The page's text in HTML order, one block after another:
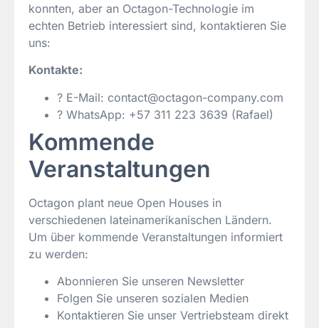
konnten, aber an Octagon-Technologie im
echten Betrieb interessiert sind, kontaktieren Sie
uns:
Kontakte:
? E-Mail: contact@octagon-company.com
? WhatsApp: +57 311 223 3639 (Rafael)
Kommende
Veranstaltungen
Octagon plant neue Open Houses in
verschiedenen lateinamerikanischen Ländern.
Um über kommende Veranstaltungen informiert
zu werden:
Abonnieren Sie unseren Newsletter
Folgen Sie unseren sozialen Medien
Kontaktieren Sie unser Vertriebsteam direkt